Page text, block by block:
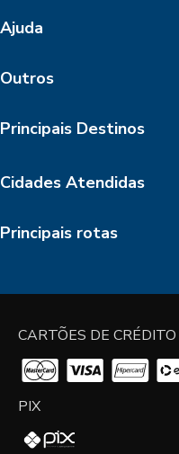
Ajuda
Outros
Principais Destinos
Cidades Atendidas
Principais rotas
CARTÕES DE CRÉDITO
PIX